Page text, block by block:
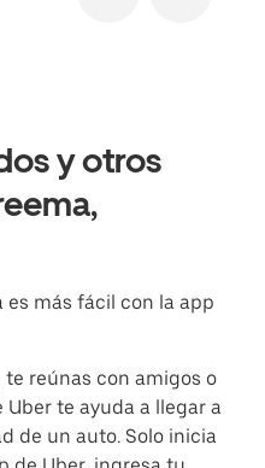
y otros
es más fácil con la app
te reúnas con amigos o
te ayuda a llegar a
de un auto. Solo inicia